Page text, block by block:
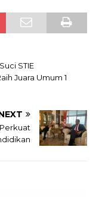
STIE
Juara Umum 1